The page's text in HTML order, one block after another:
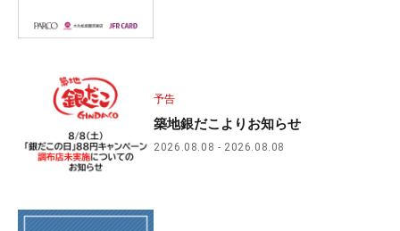
予告
築地銀だこよりお知らせ
2026.08.08 2026.08.08